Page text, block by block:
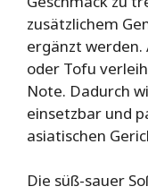
zusätzlichem
ergänzt werden.
oder Tofu
Note. Dadurch
einsetzbar und
asiatischen
Die süß-sauer